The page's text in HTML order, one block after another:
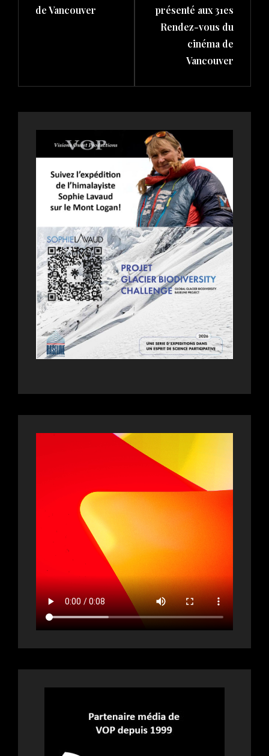
de Vancouver
présenté aux 31es
Rendez-vous du
cinéma de
Vancouver